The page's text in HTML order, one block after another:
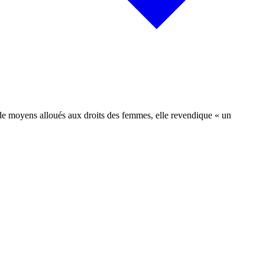
moyens alloués aux droits des femmes, elle revendique « un